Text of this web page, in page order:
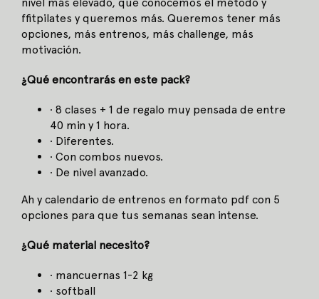
nivel más elevado, que conocemos el método y
ffitpilates y queremos más. Queremos tener más
opciones, más entrenos, más challenge, más
motivación.
¿Qué encontrarás en este pack?
· 8 clases + 1 de regalo muy pensada de entre
40 min y 1 hora.
· Diferentes.
· Con combos nuevos.
· De nivel avanzado.
Ah y calendario de entrenos en formato pdf con 5
opciones para que tus semanas sean intense.
¿Qué material necesito?
· mancuernas 1-2 kg
· softball